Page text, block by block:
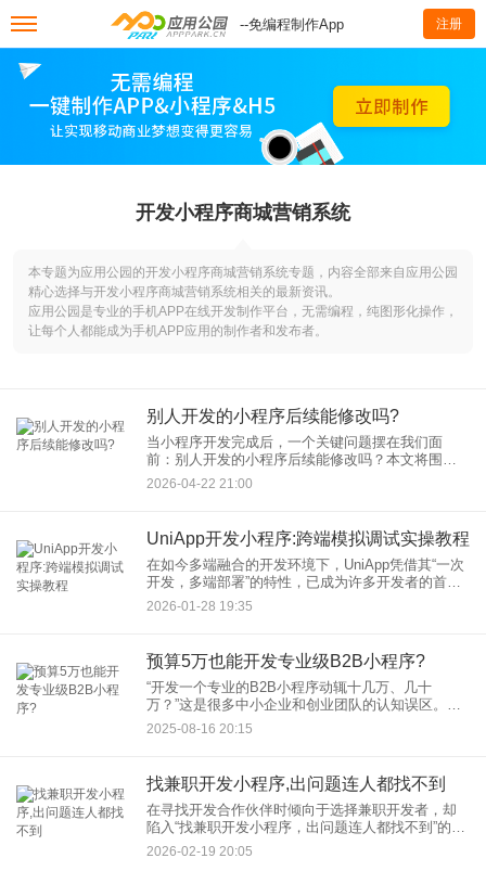
--免编程制作App 注册
开发小程序商城营销系统
本专题为应用公园的开发小程序商城营销系统专题，内容全部来自应用公园
精心选择与开发小程序商城营销系统相关的最新资讯。
应用公园是专业的手机APP在线开发制作平台，无需编程，纯图形化操作，
让每个人都能成为手机APP应用的制作者和发布者。
别人开发的小程序后续能修改吗?
当小程序开发完成后，一个关键问题摆在我们面
前：别人开发的小程序后续能修改吗？本文将围绕
这一核心问题，深入探讨小程序后续修改的相关事
2026-04-22 21:00
UniApp开发小程序:跨端模拟调试实操教程
在如今多端融合的开发环境下，UniApp凭借其“一次
开发，多端部署”的特性，已成为许多开发者的首选
框架。本文将详细介绍如何使用UniApp进行小程序
开发，并重点讲解跨端模拟调试的具体操作方法，
2026-01-28 19:35
预算5万也能开发专业级B2B小程序?
“开发一个专业的B2B小程序动辄十几万、几十
万？”这是很多中小企业和创业团队的认知误区。今
天，我们就来打破这个迷思：用5万预算，完全有可
能开发出满足核心业务需求、体验专业的B2B小程
2025-08-16 20:15
找兼职开发小程序,出问题连人都找不到
在寻找开发合作伙伴时倾向于选择兼职开发者，却
陷入“找兼职开发小程序，出问题连人都找不到”的困
境。本文将结合真实案例与行业数据，深入剖析这
一现象背后的风险，包括工期拖延、沟通不畅、售
2026-02-19 20:05